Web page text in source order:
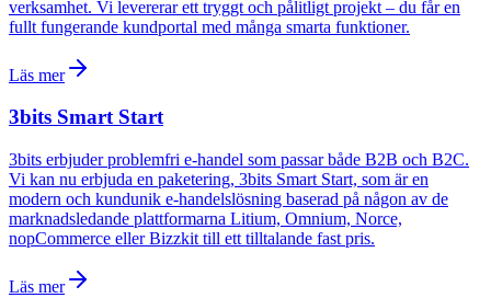
verksamhet. Vi levererar ett tryggt och pålitligt projekt – du får en
fullt fungerande kundportal med många smarta funktioner.
Läs mer
3bits Smart Start
3bits erbjuder problemfri e-handel som passar både B2B och B2C.
Vi kan nu erbjuda en paketering, 3bits Smart Start, som är en
modern och kundunik e-handelslösning baserad på någon av de
marknadsledande plattformarna Litium, Omnium, Norce,
nopCommerce eller Bizzkit till ett tilltalande fast pris.
Läs mer